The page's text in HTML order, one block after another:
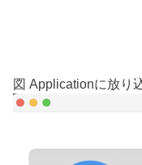
図 Applicationに放り